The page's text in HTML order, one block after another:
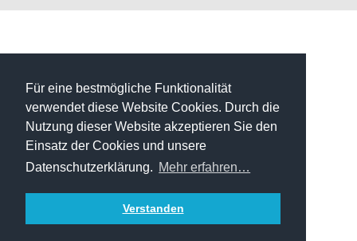
Für eine bestmögliche Funktionalität
verwendet diese Website Cookies. Durch die
Nutzung dieser Website akzeptieren Sie den
Einsatz der Cookies und unsere
Datenschutzerklärung. Mehr erfahren…
Verstanden